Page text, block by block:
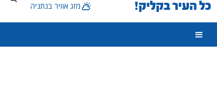
מזג אוויר בנתניה